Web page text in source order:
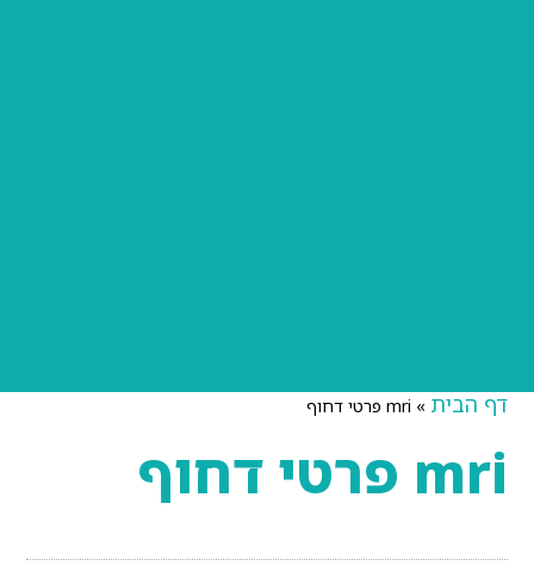
דף הבית » mri פרטי דחוף
mri פרטי דחוף